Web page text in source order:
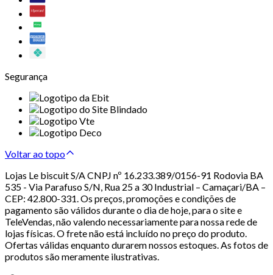
Segurança
Voltar ao topo
Lojas Le biscuit S/A CNPJ nº 16.233.389/0156-91 Rodovia BA
535 - Via Parafuso S/N, Rua 25 a 30 Industrial – Camaçari/BA –
CEP: 42.800-331. Os preços, promoções e condições de
pagamento são válidos durante o dia de hoje, para o site e
TeleVendas, não valendo necessariamente para nossa rede de
lojas físicas. O frete não está incluído no preço do produto.
Ofertas válidas enquanto durarem nossos estoques. As fotos de
produtos são meramente ilustrativas.